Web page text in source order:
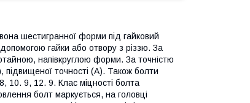
шестигранної форми під гайковий
гайки або отвору з різзю. За
напівкруглою форми. За точністю
підвищеної точності (А). Також болти
10. 9, 12. 9. Клас міцності болта
болт маркується, на головці